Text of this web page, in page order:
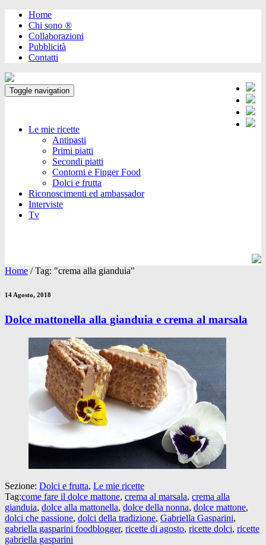
Home
Chi sono ®️
Collaborazioni
Pubblicità
Contatti
Toggle navigation
Le mie ricette
Antipasti
Primi piatti
Secondi piatti
Contorni e Finger Food
Dolci e frutta
Riconoscimenti ed ambassador
Interviste
Tv
Home /Tag: "crema alla gianduia"
14 Agosto, 2018
Dolce mattonella alla gianduia e crema al marsala
Sezione: Dolci e frutta, Le mie ricette
Tag:come fare il dolce mattone, crema al marsala, crema alla
gianduia, dolce alla mattonella, dolce della nonna, dolce mattone,
dolci che passione, dolci della tradizione, Gabriella Gasparini,
gabriella gasparini foodblogger, ricette di agosto, ricette dolci, ricette
gabriella gasparini